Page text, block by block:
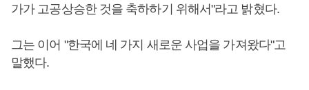
가가 고공상승한 것을 축하하기 위해서"라고 밝혔다.
그는 이어 "한국에 네 가지 새로운 사업을 가져왔다"고
말했다.